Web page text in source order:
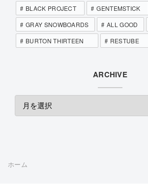
BLACK PROJECT
GENTEMSTICK
GRAY SNOWBOARDS
ALL GOOD
BURTON THIRTEEN
RESTUBE
ARCHIVE
ホーム